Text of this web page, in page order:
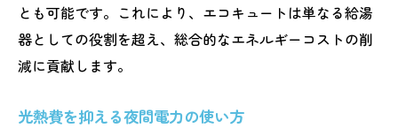
とも可能です。これにより、エコキュートは単なる給湯
器としての役割を超え、総合的なエネルギーコストの削
減に貢献します。
光熱費を抑える夜間電力の使い方